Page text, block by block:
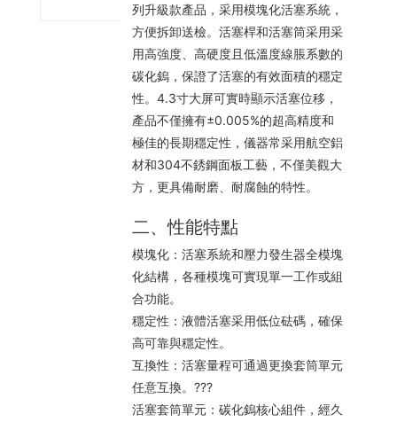
列升級款產品，采用模塊化活塞系統，
方便拆卸送檢。活塞桿和活塞筒采用采
用高強度、高硬度且低溫度線脹系數的
碳化鎢，保證了活塞的有效面積的穩定
性。4.3寸大屏可實時顯示活塞位移，
產品不僅擁有±0.005%的超高精度和
極佳的長期穩定性，儀器常采用航空鋁
材和304不銹鋼面板工藝，不僅美觀大
方，更具備耐磨、耐腐蝕的特性。
二、性能特點
模塊化：活塞系統和壓力發生器全模塊
化結構，各種模塊可實現單一工作或組
合功能。
穩定性：液體活塞采用低位砝碼，確保
高可靠與穩定性。
互換性：活塞量程可通過更換套筒單元
任意互換。???
活塞套筒單元：碳化鎢核心組件，經久